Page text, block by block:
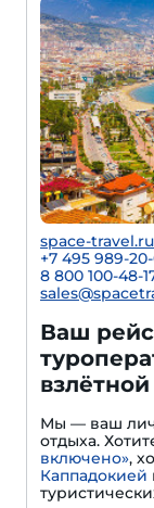
space-travel.ru
+7 495 989-
8 800 100-48-
Ваш
Мы — ваш
отдыха.
включено»,
Каппадокией